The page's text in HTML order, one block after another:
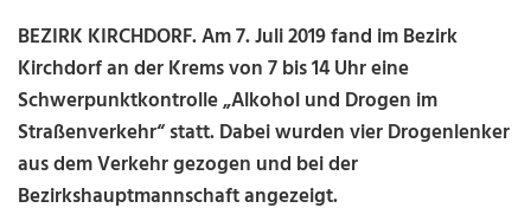
BEZIRK KIRCHDORF. Am 7. Juli 2019 fand im Bezirk
Kirchdorf an der Krems von 7 bis 14 Uhr eine
Schwerpunktkontrolle „Alkohol und Drogen im
Straßenverkehr“ statt. Dabei wurden vier Drogenlenker
aus dem Verkehr gezogen und bei der
Bezirkshauptmannschaft angezeigt.